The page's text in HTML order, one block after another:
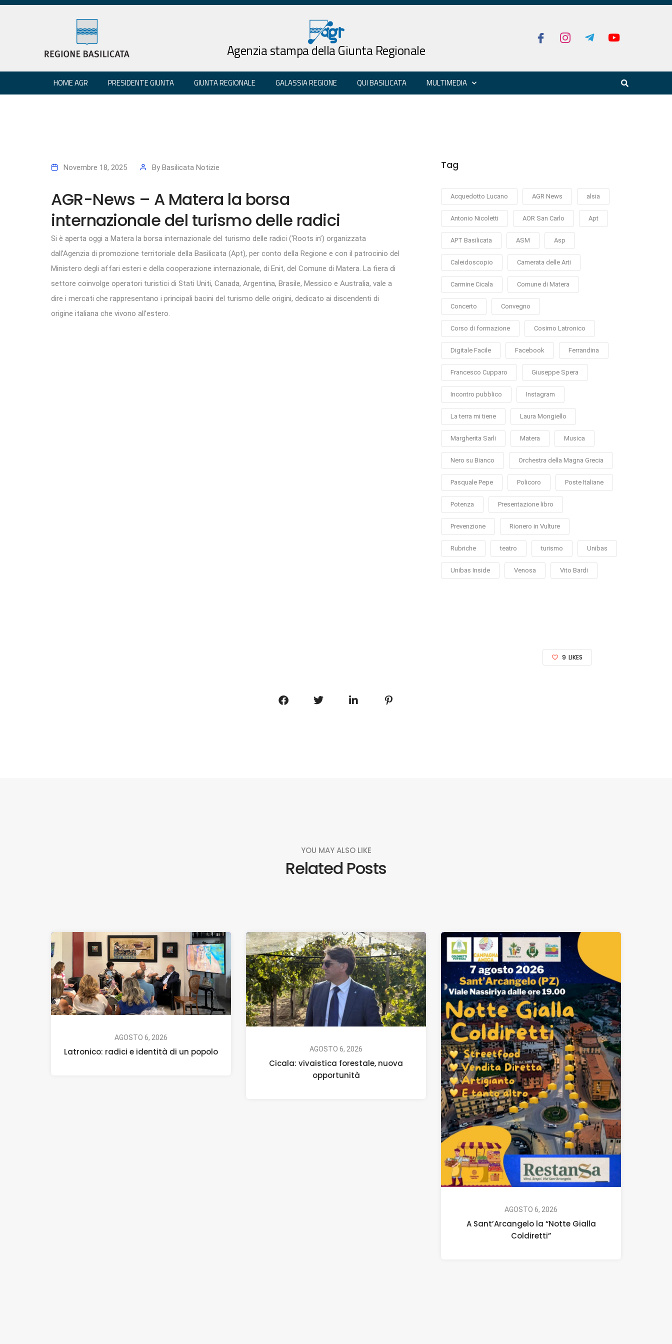
Agenzia stampa della Giunta Regionale
HOME AGR PRESIDENTE GIUNTA GIUNTA REGIONALE GALASSIA REGIONE QUI BASILICATA MULTIMEDIA
Novembre 18, 2025 By Basilicata Notizie
AGR-News – A Matera la borsa
internazionale del turismo delle radici
Si è aperta oggi a Matera la borsa internazionale del turismo delle radici (‘Roots in’) organizzata
dall’Agenzia di promozione territoriale della Basilicata (Apt), per conto della Regione e con il patrocinio del
Ministero degli affari esteri e della cooperazione internazionale, di Enit, del Comune di Matera. La fiera di
settore coinvolge operatori turistici di Stati Uniti, Canada, Argentina, Brasile, Messico e Australia, vale a
dire i mercati che rappresentano i principali bacini del turismo delle origini, dedicato ai discendenti di
origine italiana che vivono all’estero.
Tag
Acquedotto Lucano AGR News alsia
Antonio Nicoletti AOR San Carlo Apt
APT Basilicata ASM Asp
Caleidoscopio Camerata delle Arti
Carmine Cicala Comune di Matera
Concerto Convegno
Corso di formazione Cosimo Latronico
Digitale Facile Facebook Ferrandina
Francesco Cupparo Giuseppe Spera
Incontro pubblico Instagram
La terra mi tiene Laura Mongiello
Margherita Sarli Matera Musica
Nero su Bianco Orchestra della Magna Grecia
Pasquale Pepe Policoro Poste Italiane
Potenza Presentazione libro
Prevenzione Rionero in Vulture
Rubriche teatro turismo Unibas
Unibas Inside Venosa Vito Bardi
9 LIKES
YOU MAY ALSO LIKE
Related Posts
AGOSTO 6, 2026
Latronico: radici e identità di un popolo AGOSTO 6, 2026
Cicala: vivaistica forestale, nuova
opportunità
AGOSTO 6, 2026
A Sant’Arcangelo la “Notte Gialla
Coldiretti”